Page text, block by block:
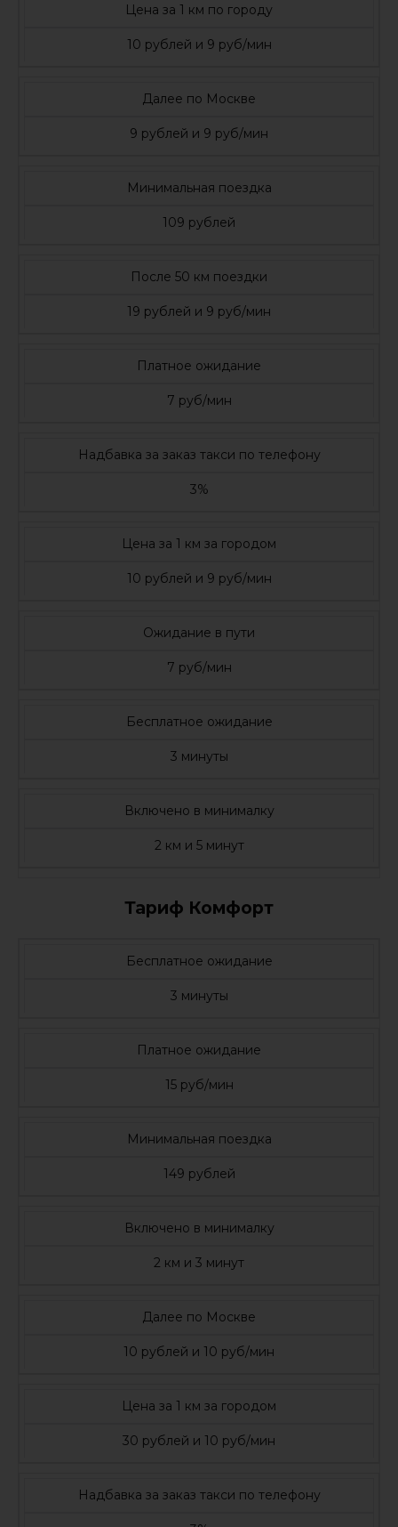
Цена за 1 км по городу
10 рублей и 9 руб/мин
Далее по Москве
9 рублей и 9 руб/мин
Минимальная поездка
109 рублей
После 50 км поездки
19 рублей и 9 руб/мин
Платное ожидание
7 руб/мин
Надбавка за заказ такси по телефону
3%
Цена за 1 км за городом
10 рублей и 9 руб/мин
Ожидание в пути
7 руб/мин
Бесплатное ожидание
3 минуты
Включено в минималку
2 км и 5 минут
Тариф Комфорт
Бесплатное ожидание
3 минуты
Платное ожидание
15 руб/мин
Минимальная поездка
149 рублей
Включено в минималку
2 км и 3 минут
Далее по Москве
10 рублей и 10 руб/мин
Цена за 1 км за городом
30 рублей и 10 руб/мин
Надбавка за заказ такси по телефону